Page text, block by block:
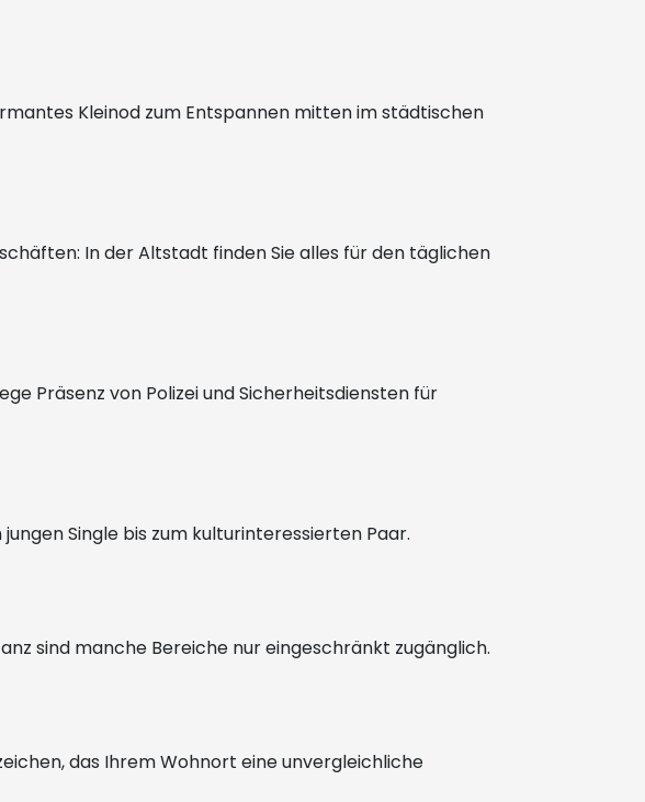
Kleinod zum Entspannen mitten im städtischen
In der Altstadt finden Sie alles für den täglichen
Präsenz von Polizei und Sicherheitsdiensten für
Single bis zum kulturinteressierten Paar.
sind manche Bereiche nur eingeschränkt zugänglich.
das Ihrem Wohnort eine unvergleichliche